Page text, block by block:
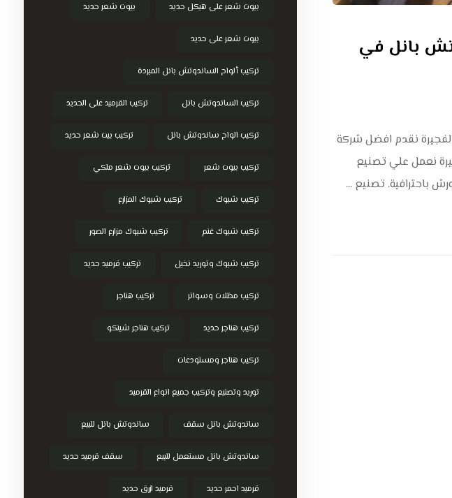
بانل في
نقدم افضل شركة
نعمل علي تصنيع
باحترافية. تصنيع ...
بيوت شعر على هيكل حديد بيوت شعر حديد
بيوت شعر على حديد
تركيب ألواح الساندوتش بانل المبردة
تركيب الساندوتش بانل تركيب القرميد على الحديد
تركيب الواح ساندوتش بانل تركيب بيت شعر حديد
تركيب بيوت شعر تركيب بيوت شعر ملكي
تركيب شبوك تركيب شبوك المزارع
تركيب شبوك غنم تركيب شبوك مزارع الصور
تركيب شبوك وتوريد نخيل تركيب قرميد حديد
تركيب مظلات وسواتر تركيب هناجر
تركيب هناجر حديد تركيب هناجر شينكو
تركيب هناجر ومستودعات
توريد وتصنيع وتركيب جميع انواع القرميد
ساندوتش بانل سقف ساندوتش بانل للبيع
ساندوتش بانل مستعمل للبيع سقف قرميد حديد
قرميد احمر حديد قرميد ازرق حديد